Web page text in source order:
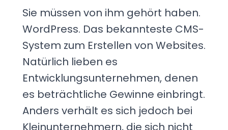
Sie müssen von ihm gehört haben.
WordPress. Das bekannteste CMS-
System zum Erstellen von Websites.
Natürlich lieben es
Entwicklungsunternehmen, denen
es beträchtliche Gewinne einbringt.
Anders verhält es sich jedoch bei
Kleinunternehmern, die sich nicht